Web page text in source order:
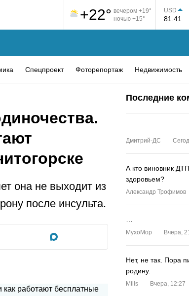
+22° вечером +19°
ночью +15°
USD
81.41
Спецпроект Фоторепортаж Недвижимость
она не выходит из
после инсульта.
Последние
Дмитрий-ДС
А кто виновник
здоровьем?
Александр Трофимов
MyxoMop Вчера,
Нет, не так. Пора
родину.
Mills Вчера, 12:27